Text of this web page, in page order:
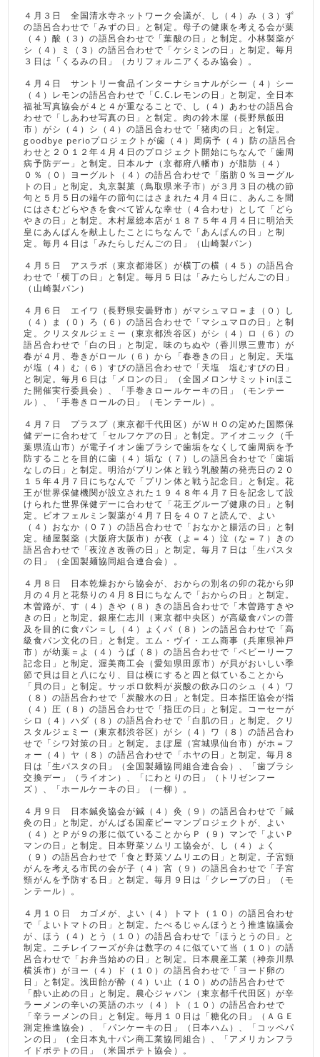
４月３日 全国清水寺ネットワーク会議が、し（４）み（３）ず
の語呂合わせで「みずの日」と制定。母子の健康を考える会が葉
（４）酸（３）の語呂合わせで「葉酸の日」と制定。小林製薬が
シ（４）ミ（３）の語呂合わせで「ケシミンの日」と制定。毎月
３日は「くるみの日」（カリフォルニアくるみ協会）。
４月４日 サントリー食品インターナショナルがシー（４）シー
（４）レモンの語呂合わせで「C.C.レモンの日」と制定。全日本
福祉写真協会が４と４が重なることで、し（４）あわせの語呂合
わせで「しあわせ写真の日」と制定。肉の鈴木屋（長野県飯田
市）がシ（４）シ（４）の語呂合わせで「猪肉の日」と制定。
goodbye perioプロジェクトが歯（４）周病予（４）防の語呂合
わせと２０１２年４月４日のプロジェクト開始にちなんで「歯周
病予防デー」と制定。日本ルナ（京都府八幡市）が脂肪（４）
０％（０）ヨーグルト（４）の語呂合わせで「脂肪０％ヨーグル
トの日」と制定。丸京製菓（鳥取県米子市）が３月３日の桃の節
句と５月５日の端午の節句にはさまれた４月４日に、あんこを間
にはさむどらやきを食べて皆んな幸せ（４合わせ）として「どら
やきの日」と制定。木村屋総本店が１８７５年４月４日に明治天
皇にあんぱんを献上したことにちなんで「あんぱんの日」と制
定。毎月４日は「みたらしだんごの日」（山崎製パン）
４月５日 アスラボ（東京都港区）が横丁の横（４５）の語呂合
わせで「横丁の日」と制定。毎月５日は「みたらしだんごの日」
（山崎製パン）
４月６日 エイワ（長野県安曇野市）がマシュマロ＝ま（０）し
（４）ま（０）ろ（６）の語呂合わせで「マシュマロの日」と制
定。クリスタルジェミー（東京都渋谷区）がシ（４）ロ（６）の
語呂合わせで「白の日」と制定。味のちぬや（香川県三豊市）が
春が４月、巻きがロール（６）から「春巻きの日」と制定。天塩
が塩（４）む（６）すびの語呂合わせで「天塩 塩むすびの日」
と制定。毎月６日は「メロンの日」（全国メロンサミットinほこ
た開催実行委員会）、「手巻きロールケーキの日」（モンテー
ル）、「手巻きロールの日」（モンテール）。
４月７日 プラスプ（東京都千代田区）がＷＨＯの定めた国際保
健デーに合わせて「セルフケアの日」と制定。アイオニック（千
葉県流山市）が電子イオン歯ブラシで歯垢をなくして歯周病を予
防することを目的に歯（４）垢な（７）しの語呂合わせで「歯垢
なしの日」と制定。明治がプリン体と戦う乳酸菌の発売日の２０
１５年４月７日にちなんで「プリン体と戦う記念日」と制定。花
王が世界保健機関が設立された１９４８年４月７日を記念して設
けられた世界保健デーに合わせて「花王グループ健康の日」と制
定。ビオフェルミン製薬が４月７日を４０７と読んで、よい
（４）おなか（０７）の語呂合わせで「おなかと腸活の日」と制
定。樋屋製薬（大阪府大阪市）が夜（よ＝４）泣（な＝７）きの
語呂合わせで「夜泣き改善の日」と制定。毎月７日は「生パスタ
の日」（全国製麺協同組合連合会）。
４月８日 日本乾燥おから協会が、おからの別名の卯の花から卯
月の４月と花祭りの４月８日にちなんで「おからの日」と制定。
木曽路が、す（４）きや（８）きの語呂合わせで「木曽路すきや
きの日」と制定。銀座仁志川（東京都中央区）が高級食パンの普
及を目的に食パン＝し（４）ょくパ（８）ンの語呂合わせで「高
級食パン文化の日」と制定。エム・ヴイ・エム商事（兵庫県神戸
市）が幼葉＝よ（４）うば（８）の語呂合わせで「ベビーリーフ
記念日」と制定。渥美商工会（愛知県田原市）が貝がおいしい季
節で貝は目と八になり、目は横にすると四と似ていることから
「貝の日」と制定。サッポロ飲料が炭酸の飲み口のシュ（４）ワ
（８）の語呂合わせで「炭酸水の日」と制定。日本指圧協会が指
（４）圧（８）の語呂合わせで「指圧の日」と制定。コーセーが
シロ（４）ハダ（８）の語呂合わせで「白肌の日」と制定。クリ
スタルジェミー（東京都渋谷区）がシ（４）ワ（８）の語呂合わ
せで「シワ対策の日」と制定。まぼ屋（宮城県仙台市）がホ＝フ
ォー（４）ヤ（８）の語呂合わせで「ホヤの日」と制定。毎月８
日は「生パスタの日」（全国製麺協同組合連合会）、「歯ブラシ
交換デー」（ライオン）、「にわとりの日」（トリゼンフー
ズ）、「ホールケーキの日」（一柳）。
４月９日 日本鍼灸協会が鍼（４）灸（９）の語呂合わせで「鍼
灸の日」と制定。がんばる国産ピーマンプロジェクトが、よい
（４）とＰが９の形に似ていることからＰ（９）マンで「よいＰ
マンの日」と制定。日本野菜ソムリエ協会が、し（４）ょく
（９）の語呂合わせで「食と野菜ソムリエの日」と制定。子宮頸
がんを考える市民の会が子（４）宮（９）の語呂合わせで「子宮
頸がんを予防する日」と制定。毎月９日は「クレープの日」（モ
ンテール）。
４月１０日 カゴメが、よい（４）トマト（１０）の語呂合わせ
で「よいトマトの日」と制定。たべるじゃんほうとう推進協議会
が、ほう（４）とう（１０）の語呂合わせで「ほうとうの日」と
制定。ニチレイフーズが弁は数字の４に似ていて当（１０）の語
呂合わせで「お弁当始めの日」と制定。日本農産工業（神奈川県
横浜市）がヨー（４）ド（１０）の語呂合わせで「ヨード卵の
日」と制定。浅田飴が酔（４）い止（１０）めの語呂合わせで
「酔い止めの日」と制定。農心ジャパン（東京都千代田区）が辛
ラーメンの辛いの英語のホッ（４）ト（１０）の語呂合わせで
「辛ラーメンの日」と制定。毎月１０日は「糖化の日」（ＡＧＥ
測定推進協会）、「パンケーキの日」（日本ハム）、「コッペパ
ンの日」（全日本丸十パン商工業協同組合）、「アメリカンフラ
イドポテトの日」（米国ポテト協会）。